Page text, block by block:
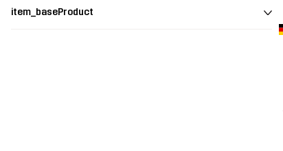
item_baseProduct